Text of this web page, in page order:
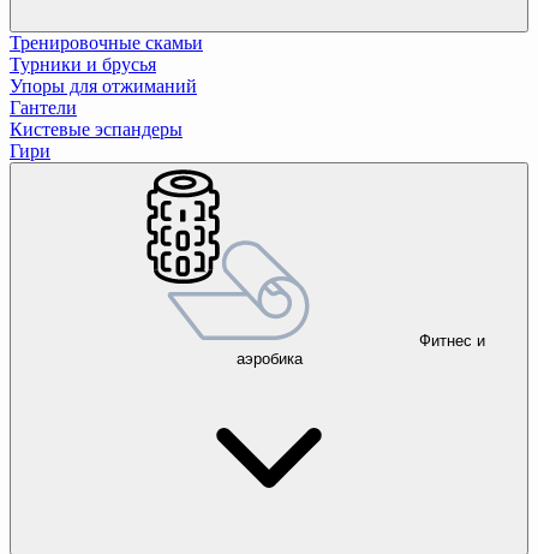
Тренировочные скамьи
Турники и брусья
Упоры для отжиманий
Гантели
Кистевые эспандеры
Гири
Фитнес и
аэробика